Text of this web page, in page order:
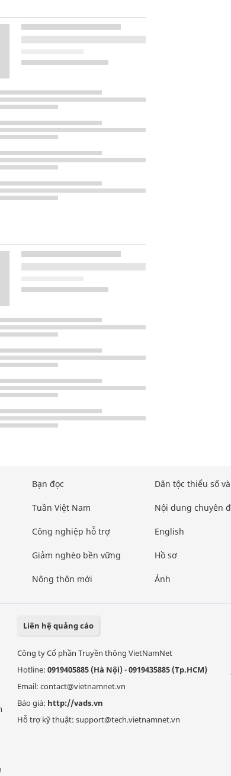
Bạn đọc
Tuần Việt Nam
Công nghiệp hỗ trợ
Giảm nghèo bền vững
Nông thôn mới
Dân tộc thiểu số
Nội dung chuyên
English
Hồ sơ
Ảnh
Liên hệ quảng cáo
Công ty Cổ phần Truyền thông VietNamNet
Hotline: 0919405885 (Hà Nội)-0919435885 (Tp.HCM)
Email: contact@vietnamnet.vn
Báo giá: http://vads.vn
Hỗ trợ kỹ thuật: support@tech.vietnamnet.vn